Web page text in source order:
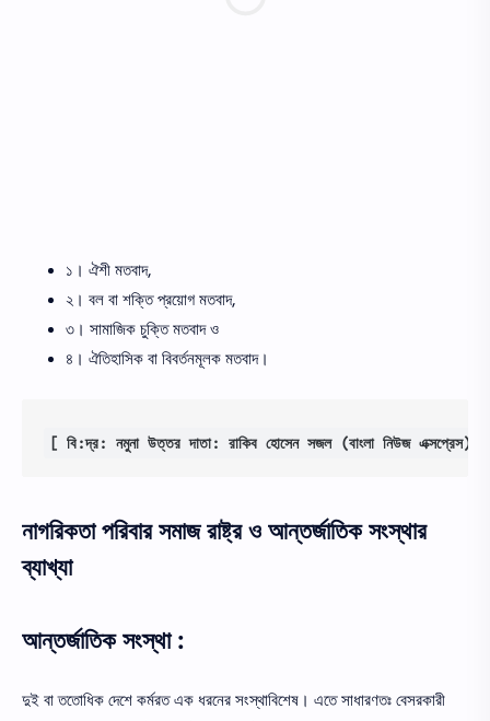
১। ঐশী মতবাদ,
২। বল বা শক্তি প্রয়োগ মতবাদ,
৩। সামাজিক চুক্তি মতবাদ ও
৪। ঐতিহাসিক বা বিবর্তনমূলক মতবাদ।
[ বি:দ্র: নমুনা উত্তর দাতা: রাকিব হোসেন সজল (বাংলা নিউজ এক্সপ্রেস)]
নাগরিকতা পরিবার সমাজ রাষ্ট্র ও আন্তর্জাতিক সংস্থার
ব্যাখ্যা
আন্তর্জাতিক সংস্থা :
দুই বা ততোধিক দেশে কর্মরত এক ধরনের সংস্থাবিশেষ। এতে সাধারণতঃ বেসরকারী